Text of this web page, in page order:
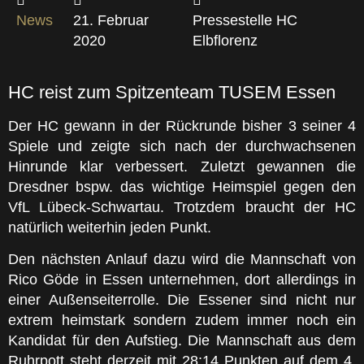
News
21. Februar
2020
Pressestelle HC
Elbflorenz
HC reist zum Spitzenteam TUSEM Essen
Der HC gewann in der Rückrunde bisher 3 seiner 4
Spiele und zeigte sich nach der durchwachsenen
Hinrunde klar verbessert. Zuletzt gewannen die
Dresdner bspw. das wichtige Heimspiel gegen den
VfL Lübeck-Schwartau. Trotzdem braucht der HC
natürlich weiterhin jeden Punkt.
Den nächsten Anlauf dazu wird die Mannschaft von
Rico Göde in Essen unternehmen, dort allerdings in
einer Außenseiterrolle. Die Essener sind nicht nur
extrem heimstark sondern zudem immer noch ein
Kandidat für den Aufstieg. Die Mannschaft aus dem